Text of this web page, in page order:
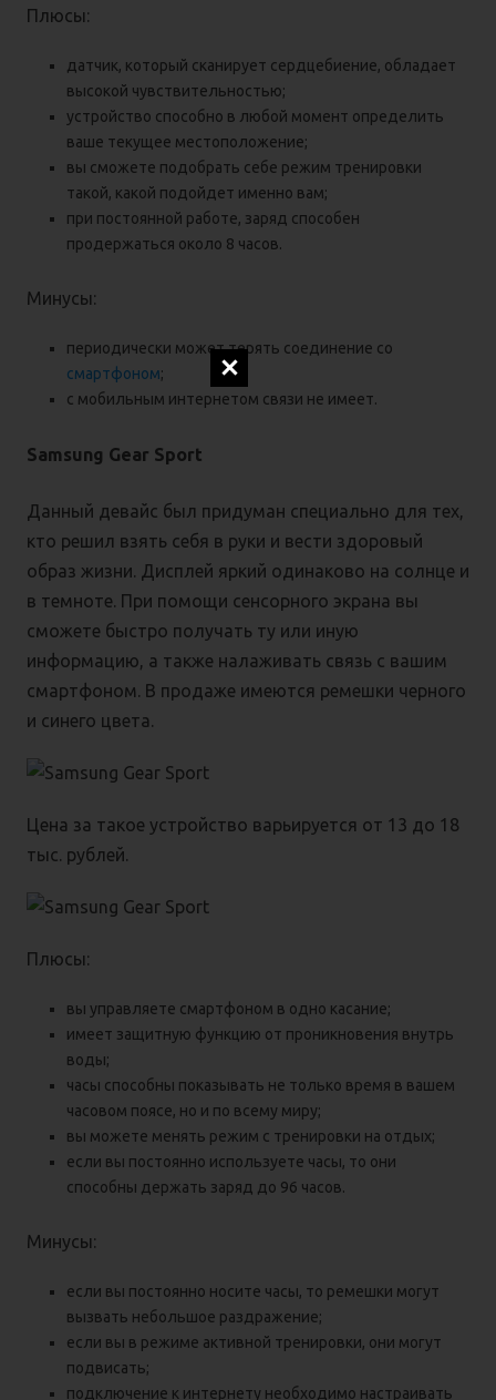
Плюсы:
датчик, который сканирует сердцебиение, обладает
высокой чувствительностью;
устройство способно в любой момент определить
ваше текущее местоположение;
вы сможете подобрать себе режим тренировки
такой, какой подойдет именно вам;
при постоянной работе, заряд способен
продержаться около 8 часов.
Минусы:
периодически может терять соединение со
смартфоном;
с мобильным интернетом связи не имеет.
Samsung Gear Sport
Данный девайс был придуман специально для тех,
кто решил взять себя в руки и вести здоровый
образ жизни. Дисплей яркий одинаково на солнце и
в темноте. При помощи сенсорного экрана вы
сможете быстро получать ту или иную
информацию, а также налаживать связь с вашим
смартфоном. В продаже имеются ремешки черного
и синего цвета.
Цена за такое устройство варьируется от 13 до 18
тыс. рублей.
Плюсы:
вы управляете смартфоном в одно касание;
имеет защитную функцию от проникновения внутрь
воды;
часы способны показывать не только время в вашем
часовом поясе, но и по всему миру;
вы можете менять режим с тренировки на отдых;
если вы постоянно используете часы, то они
способны держать заряд до 96 часов.
Минусы:
если вы постоянно носите часы, то ремешки могут
вызвать небольшое раздражение;
если вы в режиме активной тренировки, они могут
подвисать;
подключение к интернету необходимо настраивать